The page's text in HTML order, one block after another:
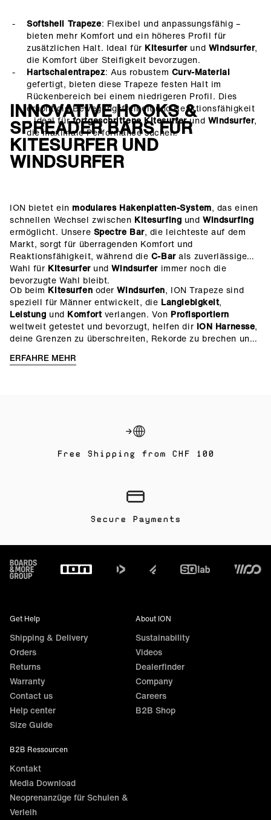
Softshell Trapeze: Flexibel und anpassungsfähig –
bieten mehr Komfort und ein höheres Profil für
zusätzlichen Halt. Ideal für Kitesurferund Windsurfer,
die Komfort über Steifigkeit bevorzugen.
Hartschalentrapez: Aus robustem Curv-Material
gefertigt, bieten diese Trapeze festen Halt im
Rückenbereich bei einem niedrigeren Profil. Dies
erhöht die Bewegungsfreiheit und Reaktionsfähigkeit
– ideal fürfortgeschrittene Kitesurferund Windsurfer,
die maximale Performance suchen.
INNOVATIVE HOOKS &
SPREADER BARS FÜR
KITESURFER UND
WINDSURFER
ION bietet ein modulares Hakenplatten-System, das einen
schnellen Wechsel zwischen Kitesurfing undWindsurfing
ermöglicht. Unsere Spectre Bar, die leichteste auf dem
Markt, sorgt für überragenden Komfort und
Reaktionsfähigkeit, während die C-Barals zuverlässige
Wahl für KitesurferundWindsurfer immer noch die
bevorzugte Wahl bleibt.
Ob beim Kitesurfen oderWindsurfen, ION Trapeze sind
speziell für Männer entwickelt, die Langlebigkeit,
Leistung und Komfort verlangen. Von Profisportlern
weltweit getestet und bevorzugt, helfen dir ION Harnesse,
deine Grenzen zu überschreiten, Rekorde zu brechen und
ERFAHRE MEHR
Free Shipping from CHF 100
Secure Payments
Footer
Get Help
Shipping & Delivery
Orders
Returns
Warranty
Contact us
Help center
Size Guide
About ION
Sustainability
Videos
Dealerfinder
Company
Careers
B2B Shop
B2B Ressourcen
Kontakt
Media Download
Neoprenanzüge für Schulen &
Verleih